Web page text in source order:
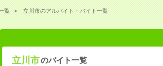
覧 立川市のアルバイト・バイト一覧
立川市のバイト一覧